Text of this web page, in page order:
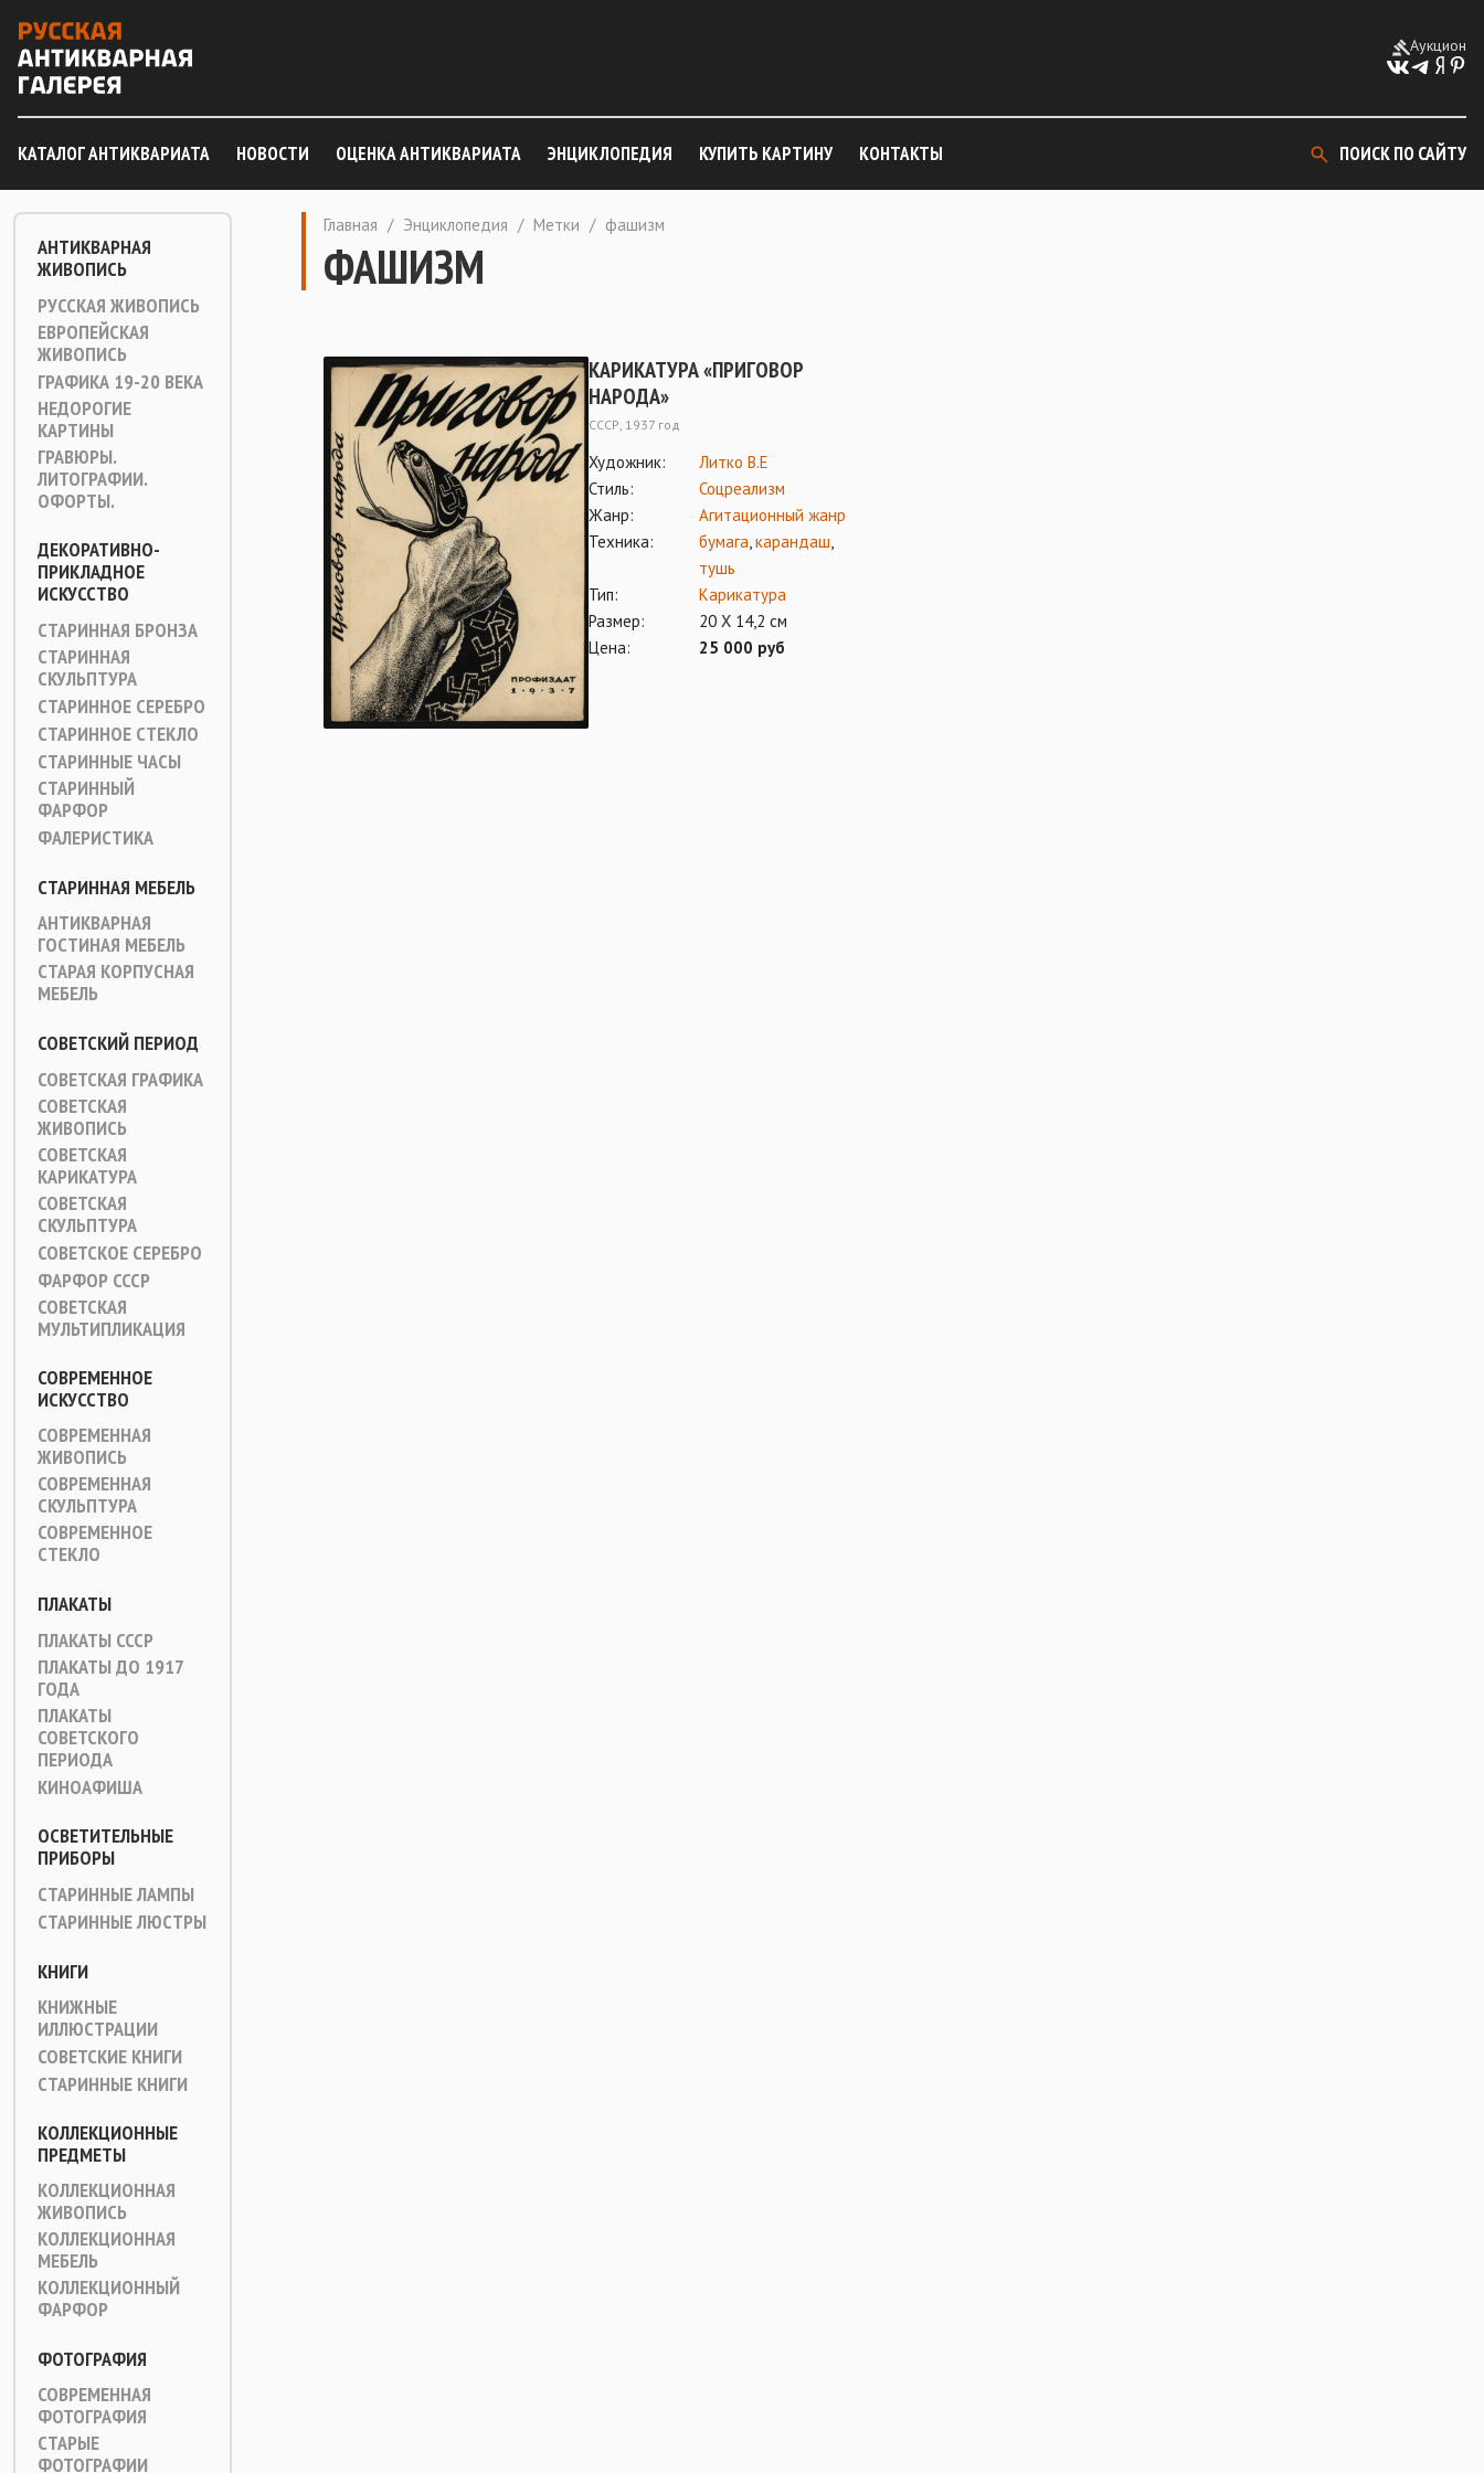
Аукцион
КАТАЛОГ АНТИКВАРИАТА НОВОСТИ ОЦЕНКА АНТИКВАРИАТА ЭНЦИКЛОПЕДИЯ КУПИТЬ КАРТИНУ КОНТАКТЫ ПОИСК ПО САЙТУ
АНТИКВАРНАЯ
ЖИВОПИСЬ
РУССКАЯ ЖИВОПИСЬ
ЕВРОПЕЙСКАЯ
ЖИВОПИСЬ
ГРАФИКА 19-20 ВЕКА
НЕДОРОГИЕ
КАРТИНЫ
ГРАВЮРЫ.
ЛИТОГРАФИИ.
ОФОРТЫ.
ДЕКОРАТИВНО-
ПРИКЛАДНОЕ
ИСКУССТВО
СТАРИННАЯ БРОНЗА
СТАРИННАЯ
СКУЛЬПТУРА
СТАРИННОЕ СЕРЕБРО
СТАРИННОЕ СТЕКЛО
СТАРИННЫЕ ЧАСЫ
СТАРИННЫЙ
ФАРФОР
ФАЛЕРИСТИКА
СТАРИННАЯ МЕБЕЛЬ
АНТИКВАРНАЯ
ГОСТИНАЯ МЕБЕЛЬ
СТАРАЯ КОРПУСНАЯ
МЕБЕЛЬ
СОВЕТСКИЙ ПЕРИОД
СОВЕТСКАЯ ГРАФИКА
СОВЕТСКАЯ
ЖИВОПИСЬ
СОВЕТСКАЯ
КАРИКАТУРА
СОВЕТСКАЯ
СКУЛЬПТУРА
СОВЕТСКОЕ СЕРЕБРО
ФАРФОР СССР
СОВЕТСКАЯ
МУЛЬТИПЛИКАЦИЯ
СОВРЕМЕННОЕ
ИСКУССТВО
СОВРЕМЕННАЯ
ЖИВОПИСЬ
СОВРЕМЕННАЯ
СКУЛЬПТУРА
СОВРЕМЕННОЕ
СТЕКЛО
ПЛАКАТЫ
ПЛАКАТЫ СССР
ПЛАКАТЫ ДО 1917
ГОДА
ПЛАКАТЫ
СОВЕТСКОГО
ПЕРИОДА
КИНОАФИША
ОСВЕТИТЕЛЬНЫЕ
ПРИБОРЫ
СТАРИННЫЕ ЛАМПЫ
СТАРИННЫЕ ЛЮСТРЫ
КНИГИ
КНИЖНЫЕ
ИЛЛЮСТРАЦИИ
СОВЕТСКИЕ КНИГИ
СТАРИННЫЕ КНИГИ
КОЛЛЕКЦИОННЫЕ
ПРЕДМЕТЫ
КОЛЛЕКЦИОННАЯ
ЖИВОПИСЬ
КОЛЛЕКЦИОННАЯ
МЕБЕЛЬ
КОЛЛЕКЦИОННЫЙ
ФАРФОР
ФОТОГРАФИЯ
СОВРЕМЕННАЯ
ФОТОГРАФИЯ
СТАРЫЕ
ФОТОГРАФИИ
Главная / Энциклопедия / Метки / фашизм
ФАШИЗМ
КАРИКАТУРА «ПРИГОВОР
НАРОДА»
СССР, 1937 год
Художник:
Литко В.Е
Стиль:
Соцреализм
Жанр:
Агитационный жанр
Техника:
бумага,карандаш,
тушь
Тип:
Карикатура
Размер:
20 Х 14,2 см
Цена:
25 000 руб